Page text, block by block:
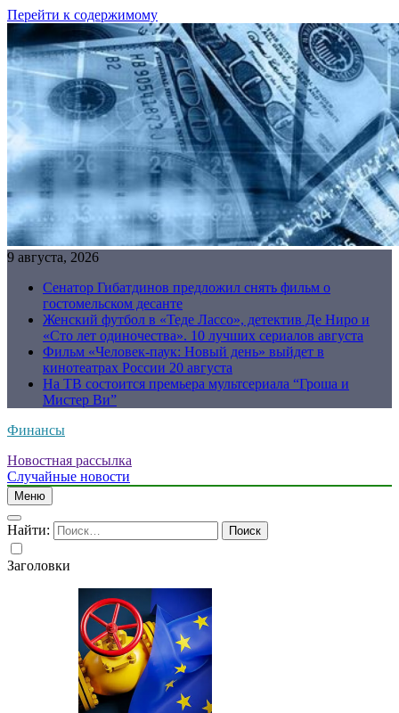
Перейти к содержимому
9 августа, 2026
Сенатор Гибатдинов предложил снять фильм о
гостомельском десанте
Женский футбол в «Теде Лассо», детектив Де Ниро и
«Сто лет одиночества». 10 лучших сериалов августа
Фильм «Человек-паук: Новый день» выйдет в
кинотеатрах России 20 августа
На ТВ состоится премьера мультсериала “Гроша и
Мистер Ви”
Финансы
Новостная рассылка
Случайные новости
Меню
Найти:
Заголовки